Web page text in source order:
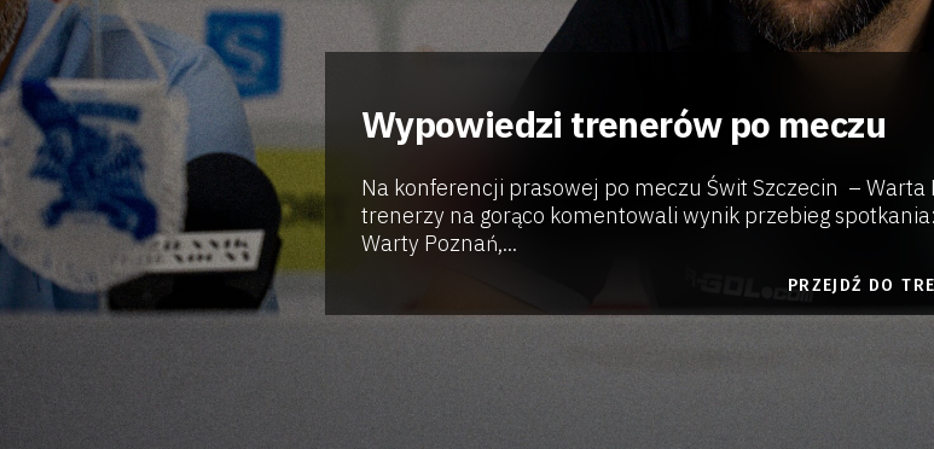
Wypowiedzi trenerów po meczu
Na konferencji prasowej po meczu Świt Szczecin – Warta
trenerzy na gorąco komentowali wynik przebieg
Warty Poznań,...
PRZEJDŹ DO